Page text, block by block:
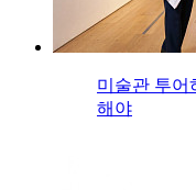
미술관 투어
해야